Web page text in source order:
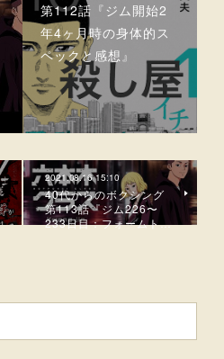
第112話『ジム開始2
年4ヶ月時の身体的ス
ペックと感想』
2021.08.16 15:10
40代からのボクシング
第113話『ジム226〜
233日目：フォームト…